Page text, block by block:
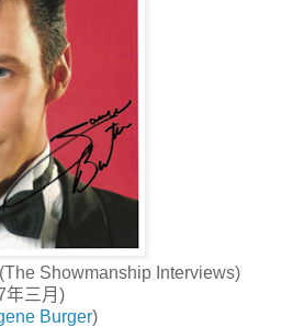
Showmanship Interviews)
年三月)
Burger)